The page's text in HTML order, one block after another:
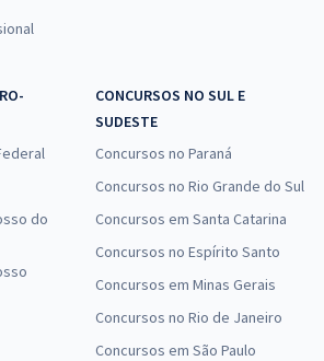
do
CONCURSOS NO SUL E
SUDESTE
Concursos no Paraná
Concursos no Rio Grande do Sul
Concursos em Santa Catarina
Concursos no Espírito Santo
Concursos em Minas Gerais
Concursos no Rio de Janeiro
Concursos em São Paulo